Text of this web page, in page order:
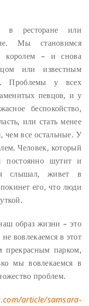
в ресторане или
Мы становимся
королем – и снова
или известным
Проблемы у всех
певцов, и у
беспокойство,
или стать менее
чем все остальные. У
Человек, который
постоянно шутит и
я слышал, живет в
его, что люди
образ жизни – это
вовлекаемся в этот
прекрасным парком,
мы вовлекаемся в
проблем.
article/samsara-